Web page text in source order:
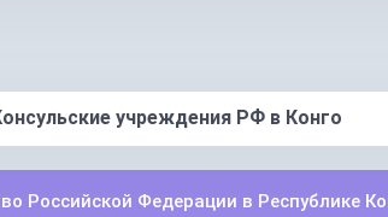
учреждения РФ в Конго
Российской Федерации в Республике